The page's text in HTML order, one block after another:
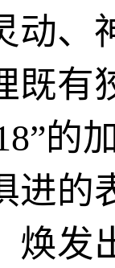
动、
既有
的
进的
焕发